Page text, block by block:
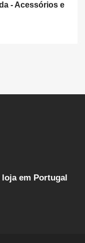
- Acessórios e
em Portugal